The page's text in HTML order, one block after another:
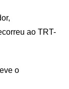
ao TRT-
o